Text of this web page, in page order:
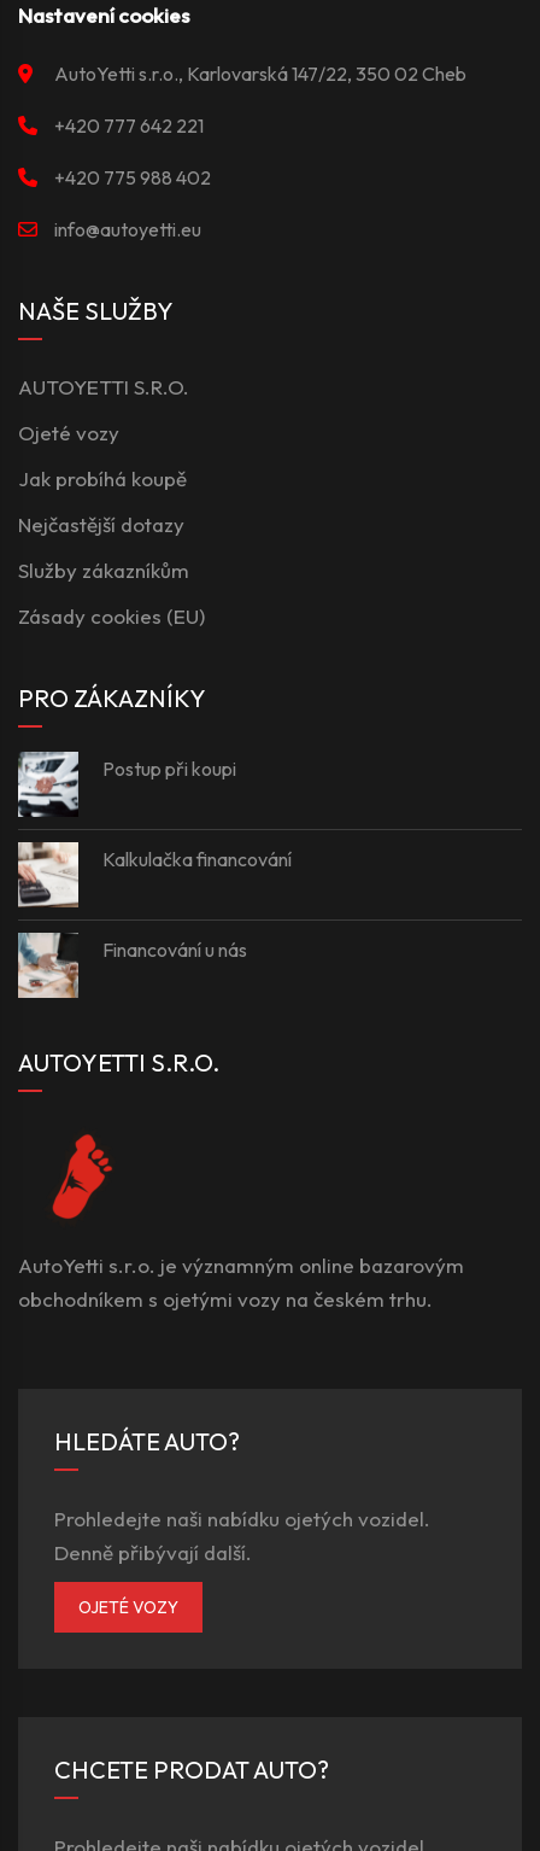
Nastavení cookies
AutoYetti s.r.o., Karlovarská 147/22, 350 02 Cheb
+420 777 642 221
+420 775 988 402
info@autoyetti.eu
NAŠE SLUŽBY
AUTOYETTI S.R.O.
Ojeté vozy
Jak probíhá koupě
Nejčastější dotazy
Služby zákazníkům
Zásady cookies (EU)
PRO ZÁKAZNÍKY
Postup při koupi
Kalkulačka financování
Financování u nás
AUTOYETTI S.R.O.
AutoYetti s.r.o. je významným online bazarovým
obchodníkem s ojetými vozy na českém trhu.
HLEDÁTE AUTO?
Prohledejte naši nabídku ojetých vozidel.
Denně přibývají další.
OJETÉ VOZY
CHCETE PRODAT AUTO?